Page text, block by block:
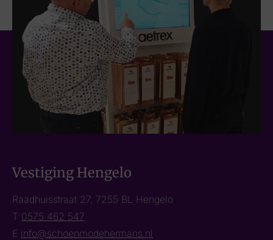
Vestiging Hengelo
Raadhuisstraat 27, 7255 BL Hengelo
T 0575 462 547
E info@schoenmodehermans.nl